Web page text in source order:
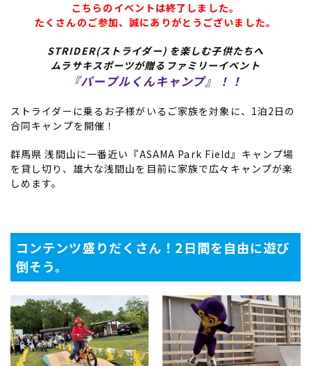
ファッションTOP
サーフTOP
ブランド一覧
特集一覧
RIDE LIFE MAGAZINE一
覧
スタッフスナップ
中古/アウトレット サー
フ
中古/アウトレット スノ
ー
ご利用ガイド
会員ランク
ギフトラッピング
アフターサポート
下取り保証について
よくある質問
店舗一覧
お問い合わせ
ニュース
こちらのイベントは終了しました。
たくさんのご参加、誠にありがとうございました。
STRIDER(ストライダー) を楽しむ子供たちへ
ムラサキスポーツが贈るファミリーイベント
『パープルくんキャンプ』！！
ストライダーに乗るお子様がいるご家族を対象に、1泊2日の
合同キャンプを開催！
群馬県 浅間山に一番近い『ASAMA Park Field』キャンプ場
を貸し切り、雄大な浅間山を目前に家族で広々キャンプが楽
しめます。
コンテンツ盛りだくさん！2日間を自由に遊び
倒そう。